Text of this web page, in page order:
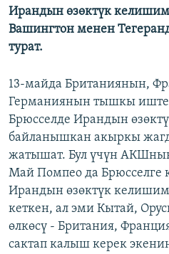
Ирандын өзөктүк
Вашингтон менен
турат.
13-майда Британиянын,
Германиянын тышкы
Брюсселде Ирандын
байланышкан акыркы
жатышат. Бул үчүн
Май Помпео да Брюсселге
Ирандын өзөктүк
кеткен, ал эми Кытай,
өлкөсү - Британия,
сактап калыш керек